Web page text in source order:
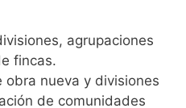
agrupaciones
fincas.
obra nueva y divisiones
de comunidades